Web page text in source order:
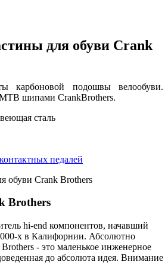
для обуви Crank
карбоновой подошвы велообуви.
шипами CrankBrothers.
сталь
педалей
обуви Crank Brothers
Brothers
hi-end компонентов, начавший
х в Калифорнии. Абсолютно
- это маленькое инженерное
до абсолюта идея. Внимание